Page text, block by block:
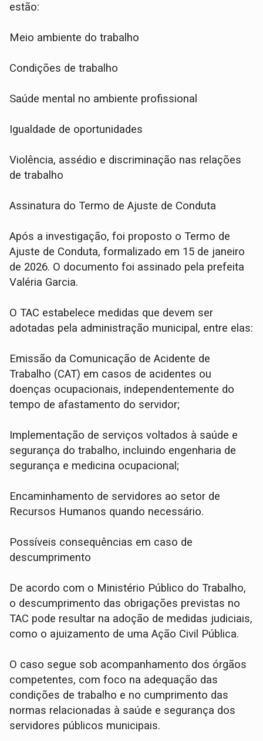
estão:
Meio ambiente do trabalho
Condições de trabalho
Saúde mental no ambiente profissional
Igualdade de oportunidades
Violência, assédio e discriminação nas relações
de trabalho
Assinatura do Termo de Ajuste de Conduta
Após a investigação, foi proposto o Termo de
Ajuste de Conduta, formalizado em 15 de janeiro
de 2026. O documento foi assinado pela prefeita
Valéria Garcia.
O TAC estabelece medidas que devem ser
adotadas pela administração municipal, entre elas:
Emissão da Comunicação de Acidente de
Trabalho (CAT) em casos de acidentes ou
doenças ocupacionais, independentemente do
tempo de afastamento do servidor;
Implementação de serviços voltados à saúde e
segurança do trabalho, incluindo engenharia de
segurança e medicina ocupacional;
Encaminhamento de servidores ao setor de
Recursos Humanos quando necessário.
Possíveis consequências em caso de
descumprimento
De acordo com o Ministério Público do Trabalho,
o descumprimento das obrigações previstas no
TAC pode resultar na adoção de medidas judiciais,
como o ajuizamento de uma Ação Civil Pública.
O caso segue sob acompanhamento dos órgãos
competentes, com foco na adequação das
condições de trabalho e no cumprimento das
normas relacionadas à saúde e segurança dos
servidores públicos municipais.